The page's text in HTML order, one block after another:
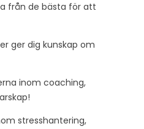
från de bästa för att
ger dig kunskap om
inom coaching,
stresshantering,